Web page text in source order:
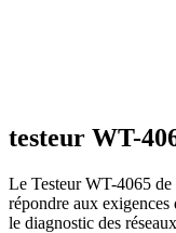
testeur WT-
Le Testeur WT-4065
répondre aux exigences
le diagnostic des